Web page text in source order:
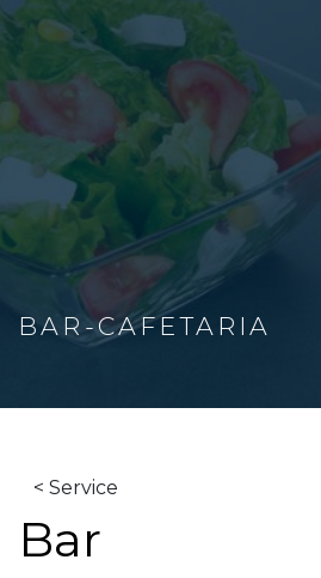
BAR-CAFETARIA
< Service
Bar